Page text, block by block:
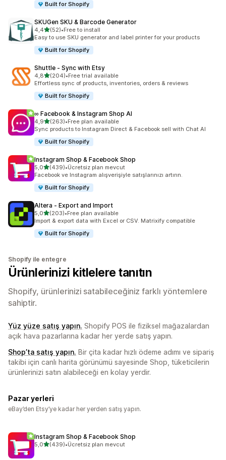
Built for Shopify
SKUGen SKU & Barcode Generator
4,45 yıldız üzerinden
(52)
toplam 52 değerlendirme
•Free to install
Easy to use SKU generator and label printer for your products
Built for Shopify
Shuttle ‑ Sync with Etsy
4,85 yıldız üzerinden
(204)
toplam 204 değerlendirme
•Free trial available
Effortless sync of products, inventories, orders & reviews
Built for Shopify
∞ Facebook & Instagram Shop AI
4,95 yıldız üzerinden
(263)
toplam 263 değerlendirme
•Free plan available
Sync products to Instagram Direct & Facebook sell with Chat AI
Built for Shopify
Instagram Shop & Facebook Shop
5,05 yıldız üzerinden
(439)
toplam 439 değerlendirme
•Ücretsiz plan mevcut
Facebook ve Instagram alışverişiyle satışlarınızı artırın.
Built for Shopify
Altera ‑ Export and Import
5,05 yıldız üzerinden
(203)
toplam 203 değerlendirme
•Free plan available
Import & export data with Excel or CSV. Matrixify compatible
Built for Shopify
Shopify ile entegre
Ürünlerinizi kitlelere tanıtın
Shopify, ürünlerinizi satabileceğiniz farklı yöntemlere
sahiptir.
Yüz yüze satış yapın. Shopify POS ile fiziksel mağazalardan
açık hava pazarlarına kadar her yerde satış yapın.
Shop’ta satış yapın. Bir çita kadar hızlı ödeme adımı ve sipariş
takibi için canlı harita görünümü sayesinde Shop, tüketicilerin
ürünlerinizi satın alabileceği en kolay yerdir.
Pazar yerleri
eBay’den Etsy’ye kadar her yerden satış yapın.
Instagram Shop & Facebook Shop
5,05 yıldız üzerinden
(439)
toplam 439 değerlendirme
•Ücretsiz plan mevcut